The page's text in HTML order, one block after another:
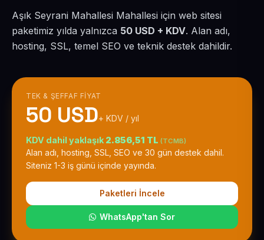
Aşık Seyrani Mahallesi Mahallesi için web sitesi
paketimiz yılda yalnızca 50 USD + KDV. Alan adı,
hosting, SSL, temel SEO ve teknik destek dahildir.
TEK & ŞEFFAF FIYAT
50 USD+ KDV / yıl
KDV dahil yaklaşık 2.856,51 TL (TCMB)
Alan adı, hosting, SSL, SEO ve 30 gün destek dahil.
Siteniz 1-3 iş günü içinde yayında.
Paketleri İncele
WhatsApp'tan Sor